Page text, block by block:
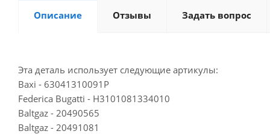
Описание Отзывы Задать вопрос
Эта деталь использует следующие артикулы:
Baxi - 63041310091P
Federica Bugatti - H3101081334010
Baltgaz - 20490565
Baltgaz - 20491081